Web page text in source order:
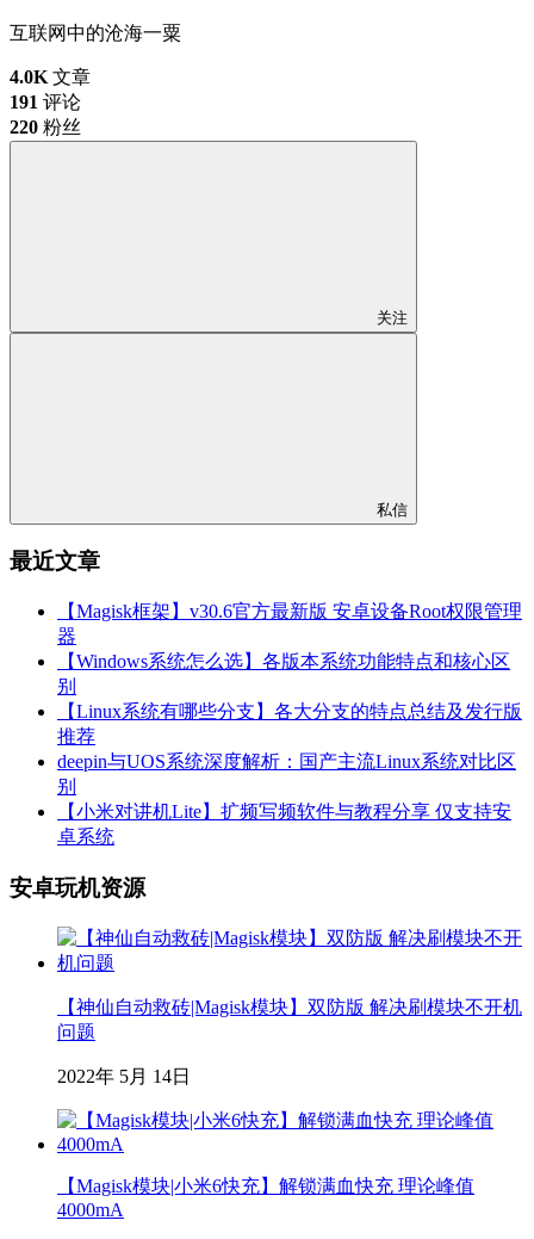
互联网中的沧海一粟
4.0K 文章
191 评论
220 粉丝
关注
私信
最近文章
【Magisk框架】v30.6官方最新版 安卓设备Root权限管理
器
【Windows系统怎么选】各版本系统功能特点和核心区
别
【Linux系统有哪些分支】各大分支的特点总结及发行版
推荐
deepin与UOS系统深度解析：国产主流Linux系统对比区
别
【小米对讲机Lite】扩频写频软件与教程分享 仅支持安
卓系统
安卓玩机资源
【神仙自动救砖|Magisk模块】双防版 解决刷模块不开机
问题
2022年 5月 14日
【Magisk模块|小米6快充】解锁满血快充 理论峰值
4000mA